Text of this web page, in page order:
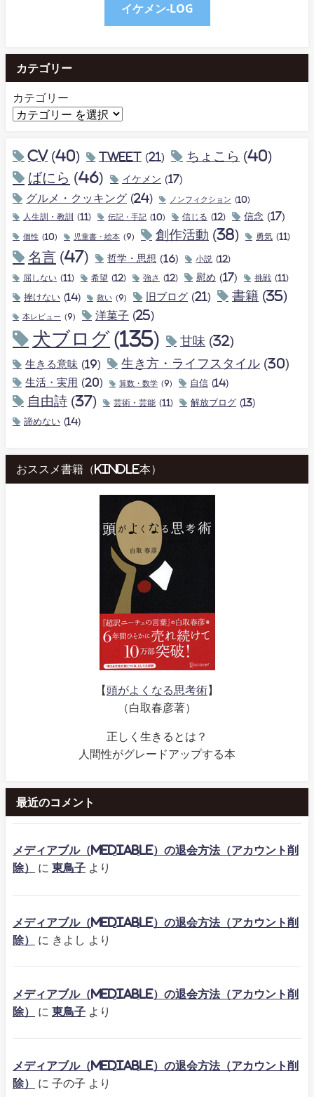
イケメン-LOG
カテゴリー
カテゴリー
CV (40) tweet (21) ちょこら (40)
ばにら (46) イケメン (17)
グルメ・クッキング (24) ノンフィクション (10)
人生訓・教訓 (11) 伝記・手記 (10) 信じる (12) 信念 (17)
個性 (10) 児童書・絵本 (9) 創作活動 (38) 勇気 (11)
名言 (47) 哲学・思想 (16) 小説 (12)
屈しない (11) 希望 (12) 強さ (12) 慰め (17) 挑戦 (11)
挫けない (14) 救い (9) 旧ブログ (21) 書籍 (35)
本レビュー (9) 洋菓子 (25)
犬ブログ (135) 甘味 (32)
生きる意味 (19) 生き方・ライフスタイル (30)
生活・実用 (20) 算数・数学 (9) 自信 (14)
自由詩 (37) 芸術・芸能 (11) 解放ブログ (13)
諦めない (14)
おススメ書籍（kindle本）
【頭がよくなる思考術】
（白取春彦著）
正しく生きるとは？
人間性がグレードアップする本
最近のコメント
メディアブル（mediable）の退会方法（アカウント削
除）
に 東鳥子 より
メディアブル（mediable）の退会方法（アカウント削
除）
に きよし より
メディアブル（mediable）の退会方法（アカウント削
除）
に 東鳥子 より
メディアブル（mediable）の退会方法（アカウント削
除）
に 子の子 より